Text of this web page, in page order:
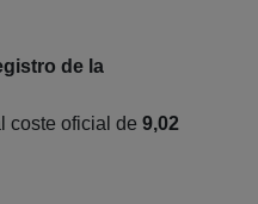
de la
coste oficial de 9,02